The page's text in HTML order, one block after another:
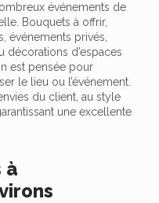
événements de
Bouquets à offrir,
événements privés,
décorations d’espaces
est pensée pour
le lieu ou l’événement.
du client, au style
une excellente
à